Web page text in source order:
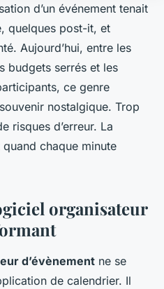
d’un événement tenait
quelques post-it, et
Aujourd’hui, entre les
budgets serrés et les
ce genre
nostalgique. Trop
risques d’erreur. La
chaque minute
organisateur
d’évènement ne se
de calendrier. Il